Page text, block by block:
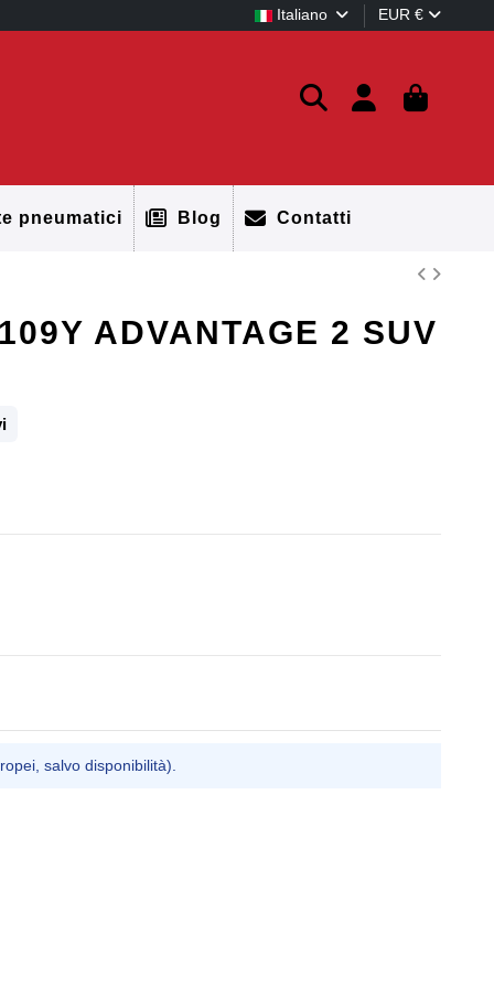
Italiano EUR €
pneumatici Blog Contatti
ADVANTAGE 2 SUV
salvo disponibilità).